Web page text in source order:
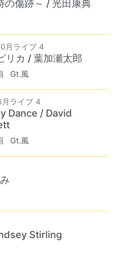
の傷跡～ / 光田康典
月ライブ 4
リカ / 葉加瀬太郎
Gt.風
ライブ 4
Dance / David
Gt.風
Stirling